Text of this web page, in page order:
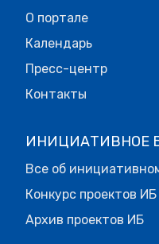
О портале
Календарь
Пресс-центр
Контакты
ИНИЦИАТИВНОЕ
Все об
Конкурс проектов ИБ
Архив проектов ИБ